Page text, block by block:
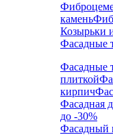
камень
Козырьки
Фасадные
Фасадные
плиткой
кирпич
Фасадная
до -30%
Фасадный